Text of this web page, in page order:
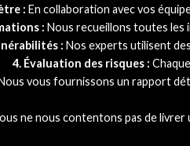
: En collaboration avec vos
: Nous recueillons toutes les
: Nos experts utilisent
4. Évaluation des risques :
vous fournissons un rapport
ne nous contentons pas de livrer